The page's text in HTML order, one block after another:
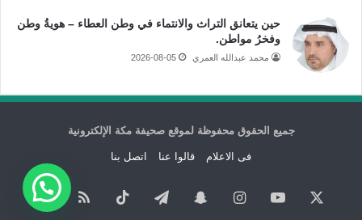
حين يتعانق التراث والانتماء في وطن العطاء – هويةُ وطن
وفخرُ مواطن.
محمد عبدالله العمري 2026-08-05
جميع الحقوق محفوظة لموقع صحيفة مكة الإلكترونية
فى الاعلام قالوا عنا اتصل بنا
‫YouTubeانستقرامسناب تيلقرام ‫TikTok ملخص نبض